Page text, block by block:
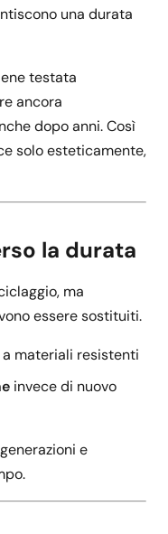
una durata
testata
ancora
dopo anni. Così
solo esteticamente,
la durata
ma
essere sostituiti.
a materiali resistenti
invece di nuovo
e